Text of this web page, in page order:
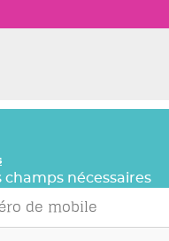
champs nécessaires